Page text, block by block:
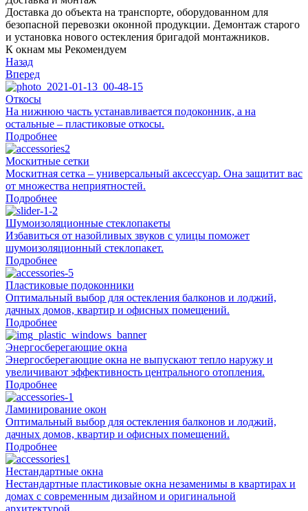
Доставка до объекта на транспорте, оборудованном для
безопасной перевозки оконной продукции. Демонтаж старого
и установка нового остекления бригадой монтажников.
К окнам мы Рекомендуем
Назад
Вперед
Откосы
На нижнюю часть устанавливается подоконник, а на
остальные – пластиковые откосы.
Подробнее
Москитные сетки
Москитная сетка – универсальный аксессуар. Она защитит вас
от множества неприятностей.
Подробнее
Шумоизоляционные стеклопакеты
Избавиться от назойливых звуков с улицы поможет
шумоизоляционный стеклопакет.
Подробнее
Пластиковые подоконники
Оптимальный выбор для остекления балконов и лоджий,
дачных домов, квартир и офисных помещений.
Подробнее
Энергосберегающие окна
Энергосберегающие окна не выпускают тепло наружу и
увеличивают эффективность центрального отопления.
Подробнее
Ламинирование окон
Оптимальный выбор для остекления балконов и лоджий,
дачных домов, квартир и офисных помещений.
Подробнее
Нестандартные окна
Нестандартные пластиковые окна незаменимы в квартирах и
домах с современным дизайном и оригинальной